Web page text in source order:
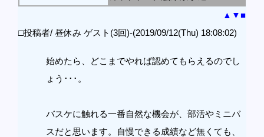
▲ ▼■
□投稿者/ 昼休み ゲスト(3回)-(2019/09/12(Thu) 18:08:02)
始めたら、どこまでやれば認めてもらえるのでし
ょう･･･。
バスケに触れる一番自然な機会が、部活やミニバ
スだと思います。自慢できる成績など無くても、